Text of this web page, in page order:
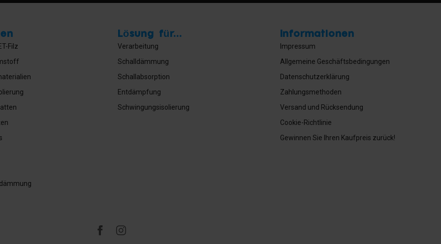
Filz
Lösung für...
Verarbeitung
Schalldämmung
Schallabsorption
Entdämpfung
Schwingungsisolierung
Informationen
Impressum
Allgemeine Geschäftsbedingungen
Datenschutzerklärung
Zahlungsmethoden
Versand und Rücksendung
Cookie-Richtlinie
Gewinnen Sie Ihren Kaufpreis zurück!